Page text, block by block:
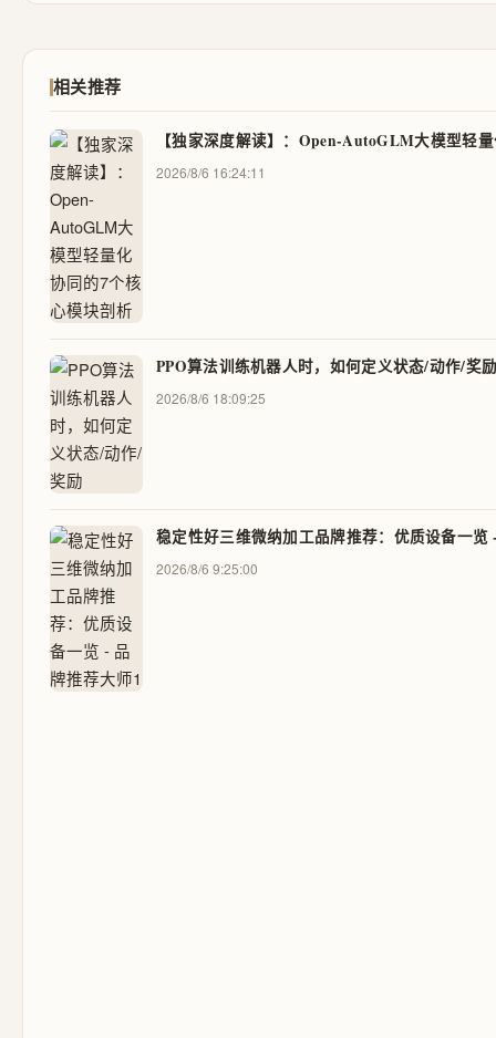
相关推荐
【独家深度解读】：Open-AutoGLM大模型轻
2026/8/6 16:24:11
PPO算法训练机器人时，如何定义状态/动作/奖
2026/8/6 18:09:25
稳定性好三维微纳加工品牌推荐：优质设备一览
2026/8/6 9:25:00